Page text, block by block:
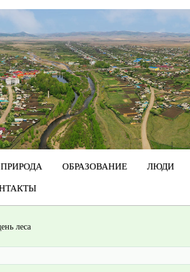
ПРИРОДА ОБРАЗОВАНИЕ ЛЮДИ
леса